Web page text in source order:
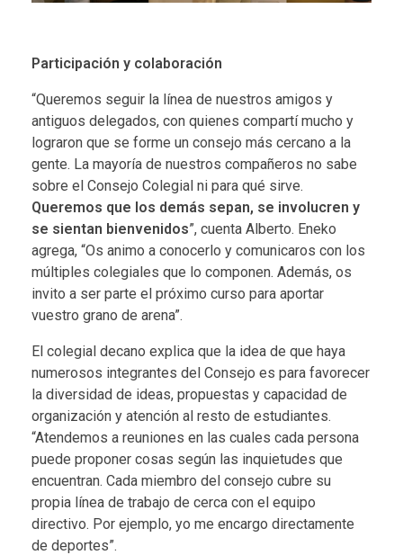
Participación y colaboración
“Queremos seguir la línea de nuestros amigos y
antiguos delegados, con quienes compartí mucho y
lograron que se forme un consejo más cercano a la
gente. La mayoría de nuestros compañeros no sabe
sobre el Consejo Colegial ni para qué sirve.
Queremos que los demás sepan, se involucren y
se sientan bienvenidos”, cuenta Alberto. Eneko
agrega, “Os animo a conocerlo y comunicaros con los
múltiples colegiales que lo componen. Además, os
invito a ser parte el próximo curso para aportar
vuestro grano de arena”.
El colegial decano explica que la idea de que haya
numerosos integrantes del Consejo es para favorecer
la diversidad de ideas, propuestas y capacidad de
organización y atención al resto de estudiantes.
“Atendemos a reuniones en las cuales cada persona
puede proponer cosas según las inquietudes que
encuentran. Cada miembro del consejo cubre su
propia línea de trabajo de cerca con el equipo
directivo. Por ejemplo, yo me encargo directamente
de deportes”.